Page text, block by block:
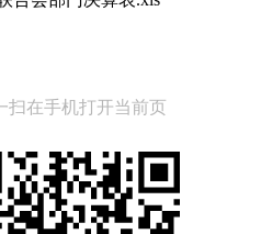
扫在手机打开当前页